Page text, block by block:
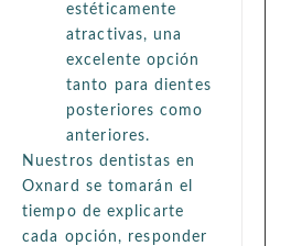
estéticamente
atractivas, una
excelente opción
tanto para dientes
posteriores como
anteriores.
Nuestros dentistas en
Oxnard se tomarán el
tiempo de explicarte
cada opción, responder